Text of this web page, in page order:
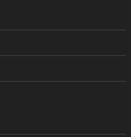
Circle
on E-mail